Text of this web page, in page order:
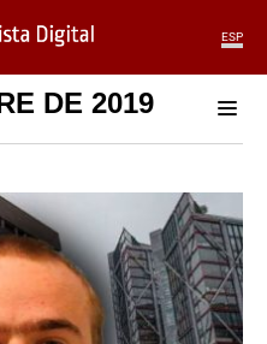
ESP
DE 2019